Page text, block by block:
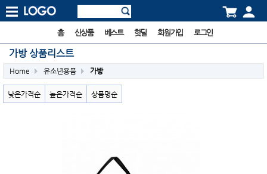
홈 신상품 베스트 핫딜 회원가입 로그인
가방 상품리스트
Home 유소년용품 가방
낮은가격순 높은가격순 상품명순